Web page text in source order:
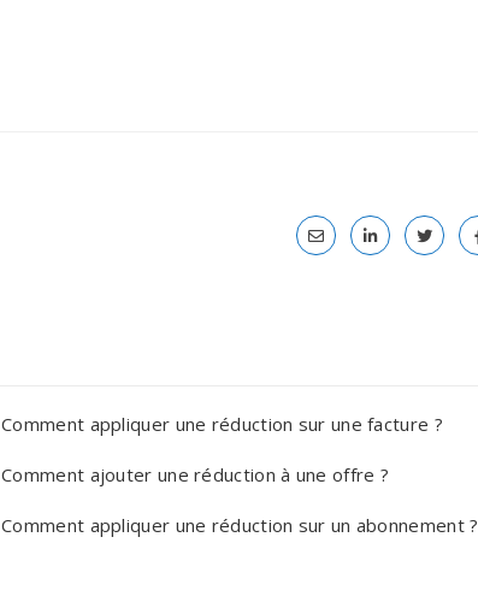
Comment appliquer une réduction sur une facture ?
Comment ajouter une réduction à une offre ?
Comment appliquer une réduction sur un abonnement ?